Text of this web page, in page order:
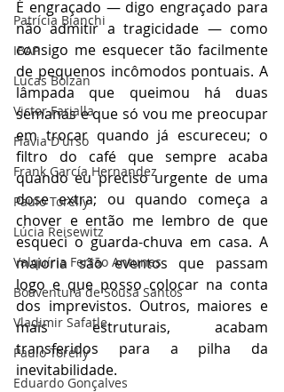
Patrícia Bianchi
IBAP
Lucas Bolzan
Victor Farjalla
Flavia D'urso
Frank García Hernandez
Paulo Torelly
Lúcia Reisewitz
Valquíria Ferrão Antunes
Boaventura de Sousa Santos
Vladimir Safatle
Paulo Torelly
Eduardo Gonçalves
É engraçado — digo engraçado para
não admitir a tragicidade — como
consigo me esquecer tão facilmente
de pequenos incômodos pontuais. A
lâmpada que queimou há duas
semanas e que só vou me preocupar
em trocar quando já escureceu; o
filtro do café que sempre acaba
quando eu preciso urgente de uma
dose extra; ou quando começa a
chover e então me lembro de que
esqueci o guarda-chuva em casa. A
maioria são eventos que passam
logo e que posso colocar na conta
dos imprevistos. Outros, maiores e
mais estruturais, acabam
transferidos para a pilha da
inevitabilidade.